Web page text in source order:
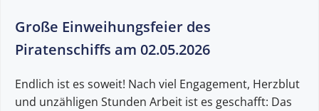
Große Einweihungsfeier des
Piratenschiffs am 02.05.2026
Endlich ist es soweit! Nach viel Engagement, Herzblut
und unzähligen Stunden Arbeit ist es geschafft: Das